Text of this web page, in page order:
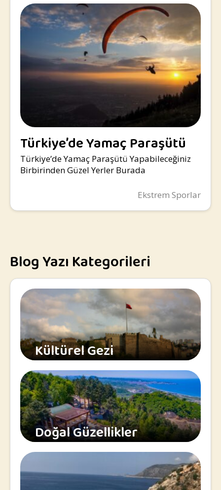
Türkiye’de Yamaç Paraşütü
Yapılacak Yerler
Türkiye’de Yamaç Paraşütü Yapabileceğiniz
Birbirinden Güzel Yerler Burada
Ekstrem Sporlar
Blog Yazı Kategorileri
Kültürel Gezi
Doğal Güzellikler